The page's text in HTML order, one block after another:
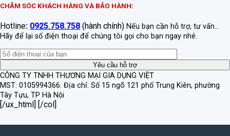
CHĂM SÓC KHÁCH HÀNG VÀ BẢO HÀNH:
Hotline: 0925.758.758 (hành chính) Nếu bạn cần hỗ trợ, tư vấn...
Hãy để lại số điện thoại để chúng tôi gọi cho bạn ngay nhé.
CÔNG TY TNHH THƯƠNG MẠI GIA DỤNG VIỆT
MST: 0105994366. Địa chỉ: Số 15 ngõ 121 phố Trung Kiên, phường
Tây Tựu, TP Hà Nội
[/ux_html] [/col]